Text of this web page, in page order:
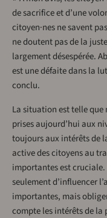
de sacrifice et d’une
citoyen·nes ne savent
ne doutent pas de la
largement désespérée.
est une défaite dans la
conclu.
La situation est telle
prises aujourd’hui aux
toujours aux intérêts de
active des citoyens au
importantes est
seulement d’influencer
importantes, mais
compte les intérêts de